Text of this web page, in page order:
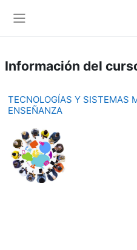
Información del
TECNOLOGÍAS Y SISTEMAS
ENSEÑANZA